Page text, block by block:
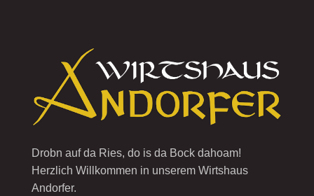
Drobn auf da Ries, do is da Bock dahoam!
Herzlich Willkommen in unserem Wirtshaus
Andorfer.